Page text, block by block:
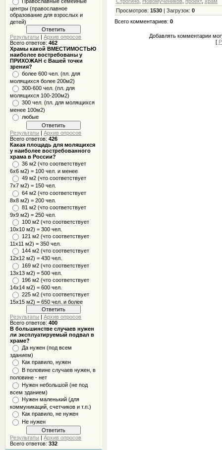
центры (православное
образование для взрослых и
детей)
Результаты |Архив опросов
Всего ответов:462
Храмы какой ВМЕСТИМОСТЬЮ
наиболее востребованы у
ПРИХОЖАН с Вашей точки
зрения?
более 600 чел. (пл. для
молящихся более 200м2)
300-600 чел. (пл. для
молящихся 100-200м2)
300 чел. (пл. для молящихся
менее 100м2)
любые
Результаты |Архив опросов
Всего ответов:426
Какая площадь для молящихся
у наиболее востребованного
храма в России?
36 м2 (что соответствует
6x6 м2) = 100 чел. и менее
49 м2 (что соответствует
7x7 м2) = 150 чел.
64 м2 (что соответствует
8x8 м2) = 200 чел.
81 м2 (что соответствует
9х9 м2) = 250 чел.
100 м2 (что соответствует
10x10 м2) = 300 чел.
121 м2 (что соответствует
11х11 м2) = 350 чел.
144 м2 (что соответствует
12х12 м2) = 430 чел.
169 м2 (что соответствует
13х13 м2) = 500 чел.
196 м2 (что соответствует
14х14 м2) = 600 чел.
225 м2 (что соответствует
15х15 м2) = 650 чел. и более
Результаты |Архив опросов
Всего ответов:400
В большинстве случаев нужен
ли эксплуатируемый подвал в
храме?
Да нужен (под всем
зданием)
Как правило, нужен
В половине случаев нужен, в
половине - нет
Нужен небольшой (не под
всем зданием)
Нужен маленький (для
коммуникаций, счетчиков и т.п.)
Как правило, не нужен
Не нужен
Результаты |Архив опросов
Всего ответов:332
Просмотров: 1530| Загрузок: 0
Всего комментариев: 0
Добавлять комментарии
[